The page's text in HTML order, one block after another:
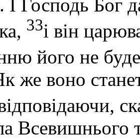
І Господь Бог
33і він
його не
же воно
Всевишнього